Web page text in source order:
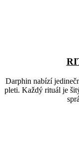
Darphin nabízí
pleti. Každý rituál je